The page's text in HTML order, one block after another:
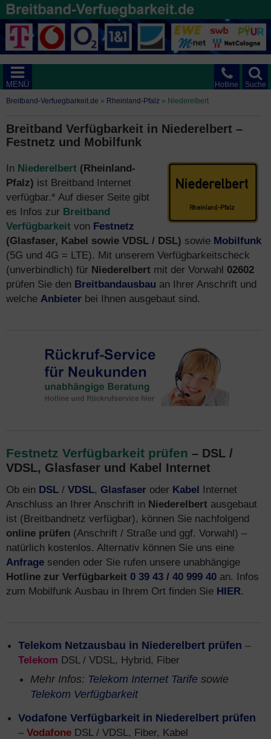
Suche
Hotline
MENÜ
Breitband-Verfuegbarkeit.de » Rheinland-Pfalz » Niederelbert
Breitband Verfügbarkeit in Niederelbert –
Festnetz und Mobilfunk
In Niederelbert (Rheinland-
Pfalz) ist Breitband Internet
verfügbar.* Auf dieser Seite gibt
es Infos zur Breitband
Verfügbarkeit von Festnetz
(Glasfaser, Kabel sowie VDSL / DSL) sowie Mobilfunk
(5G und 4G = LTE). Mit unserem Verfügbarkeitscheck
(unverbindlich) für Niederelbert mit der Vorwahl 02602
prüfen Sie den Breitbandausbau an Ihrer Anschrift und
welche Anbieter bei Ihnen ausgebaut sind.
Festnetz Verfügbarkeit prüfen – DSL /
VDSL, Glasfaser und Kabel Internet
Ob ein DSL / VDSL, Glasfaser oder Kabel Internet
Anschluss an Ihrer Anschrift in Niederelbert ausgebaut
ist (Breitbandnetz verfügbar), können Sie nachfolgend
online prüfen (Anschrift / Straße und ggf. Vorwahl) –
natürlich kostenlos. Alternativ können Sie uns eine
Anfrage senden oder Sie rufen unsere unabhängige
Hotline zur Verfügbarkeit 0 39 43 / 40 999 40 an. Infos
zum Mobilfunk Ausbau in Ihrem Ort finden Sie HIER.
Telekom Netzausbau in Niederelbert prüfen –
Telekom DSL / VDSL, Hybrid, Fiber
Mehr Infos: Telekom Internet Tarife sowie
Telekom Verfügbarkeit
Vodafone Verfügbarkeit in Niederelbert prüfen
– Vodafone DSL / VDSL, Fiber, Kabel